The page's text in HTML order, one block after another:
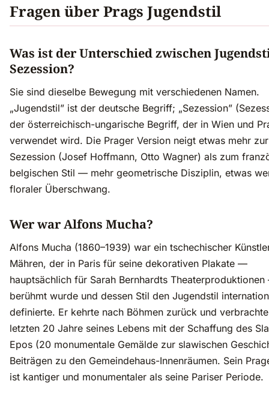
Fragen über Prags Jugendstil
Was ist der Unterschied zwischen
Sezession?
Sie sind dieselbe Bewegung mit verschiedenen Namen.
„Jugendstil” ist der deutsche Begriff; „Sezession”
der österreichisch-ungarische Begriff, der in Wien und
verwendet wird. Die Prager Version neigt etwas mehr
Sezession (Josef Hoffmann, Otto Wagner) als zum
belgischen Stil — mehr geometrische Disziplin, etwas
floraler Überschwang.
Wer war Alfons Mucha?
Alfons Mucha (1860–1939) war ein tschechischer
Mähren, der in Paris für seine dekorativen Plakate —
hauptsächlich für Sarah Bernhardts
berühmt wurde und dessen Stil den Jugendstil
definierte. Er kehrte nach Böhmen zurück und
letzten 20 Jahre seines Lebens mit der Schaffung des
Epos (20 monumentale Gemälde zur slawischen
Beiträgen zu den Gemeindehaus-Innenräumen. Sein
ist kantiger und monumentaler als seine Pariser Periode.